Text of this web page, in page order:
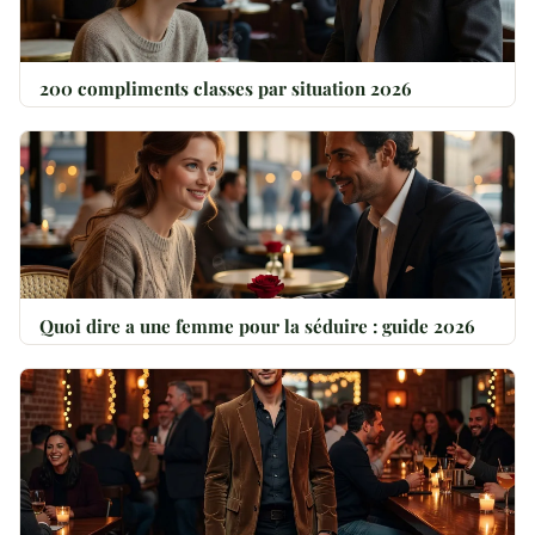
200 compliments classes par situation 2026
Quoi dire a une femme pour la séduire : guide 2026